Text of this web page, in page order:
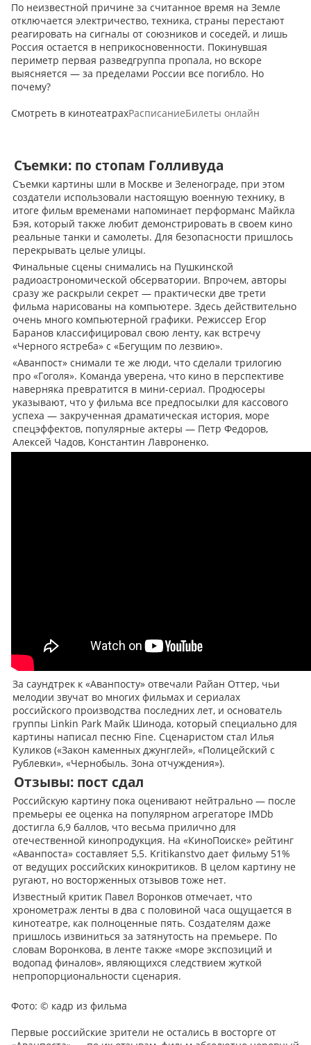
По неизвестной причине за считанное время на Земле
отключается электричество, техника, страны перестают
реагировать на сигналы от союзников и соседей, и лишь
Россия остается в неприкосновенности. Покинувшая
периметр первая разведгруппа пропала, но вскоре
выясняется — за пределами России все погибло. Но
почему?
Смотреть в кинотеатрахРасписаниеБилеты онлайн
Съемки: по стопам Голливуда
Съемки картины шли в Москве и Зеленограде, при этом
создатели использовали настоящую военную технику, в
итоге фильм временами напоминает перформанс Майкла
Бэя, который также любит демонстрировать в своем кино
реальные танки и самолеты. Для безопасности пришлось
перекрывать целые улицы.
Финальные сцены снимались на Пушкинской
радиоастрономической обсерватории. Впрочем, авторы
сразу же раскрыли секрет — практически две трети
фильма нарисованы на компьютере. Здесь действительно
очень много компьютерной графики. Режиссер Егор
Баранов классифицировал свою ленту, как встречу
«Черного ястреба» с «Бегущим по лезвию».
«Аванпост» снимали те же люди, что сделали трилогию
про «Гоголя». Команда уверена, что кино в перспективе
наверняка превратится в мини-сериал. Продюсеры
указывают, что у фильма все предпосылки для кассового
успеха — закрученная драматическая история, море
спецэффектов, популярные актеры — Петр Федоров,
Алексей Чадов, Константин Лавроненко.
За саундтрек к «Аванпосту» отвечали Райан Оттер, чьи
мелодии звучат во многих фильмах и сериалах
российского производства последних лет, и основатель
группы Linkin Park Майк Шинода, который специально для
картины написал песню Fine. Сценаристом стал Илья
Куликов («Закон каменных джунглей», «Полицейский с
Рублевки», «Чернобыль. Зона отчуждения»).
Отзывы: пост сдал
Российскую картину пока оценивают нейтрально — после
премьеры ее оценка на популярном агрегаторе IMDb
достигла 6,9 баллов, что весьма прилично для
отечественной кинопродукция. На «КиноПоиске» рейтинг
«Аванпоста» составляет 5,5. Kritikanstvo дает фильму 51%
от ведущих российских кинокритиков. В целом картину не
ругают, но восторженных отзывов тоже нет.
Известный критик Павел Воронков отмечает, что
хронометраж ленты в два с половиной часа ощущается в
кинотеатре, как полноценные пять. Создателям даже
пришлось извиниться за затянутость на премьере. По
словам Воронкова, в ленте также «море экспозиций и
водопад финалов», являющихся следствием жуткой
непропорциональности сценария.
Фото: © кадр из фильма
Первые российские зрители не остались в восторге от